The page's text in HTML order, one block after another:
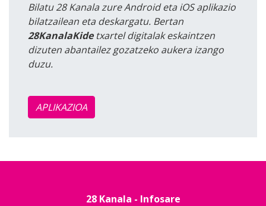
Bilatu 28 Kanala zure Android eta iOS aplikazio
bilatzailean eta deskargatu. Bertan
28KanalaKidetxartel digitalak eskaintzen
dizuten abantailez gozatzeko aukera izango
duzu.
APLIKAZIOA
28 Kanala - Infosare